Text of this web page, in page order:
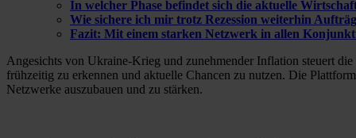
In welcher Phase befindet sich die aktuelle
Wie sichere ich mir trotz Rezession weiterhin
Fazit: Mit einem starken Netzwerk in allen
Angesichts von Ukraine-Krieg und zunehmender Inflation steuert
frühzeitig zu erkennen und aktuelle Chancen zu nutzen. Die
Netzwerke auszubauen und zu stärken.